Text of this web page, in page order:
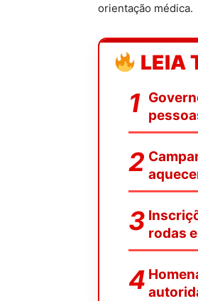
orientação médica.
LEIA
rodas